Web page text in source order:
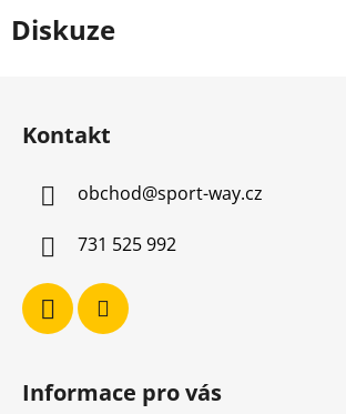
Diskuze
Kontakt
obchod@sport-way.cz
731 525 992
Informace pro vás